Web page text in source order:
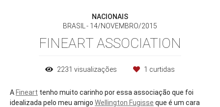
NACIONAIS
BRASIL
14/NOVEMBRO/2015
FINEART ASSOCIATION
2231 visualizações 1 curtidas
A Fineart tenho muito carinho por essa associação que foi
idealizada pelo meu amigo Wellington Fugisse que é um cara